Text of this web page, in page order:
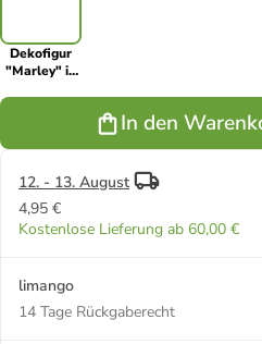
Dekofigur
"Marley" in
In den
12. - 13. August
4,95 €
Kostenlose Lieferung ab 60,00 €
limango
14 Tage Rückgaberecht